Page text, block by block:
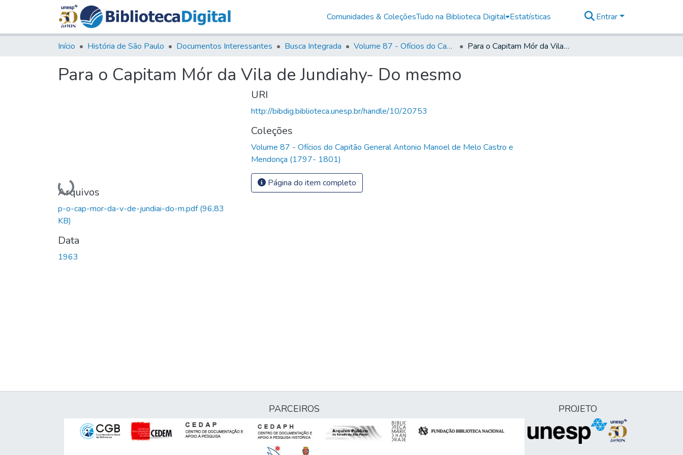
Comunidades & ColeçõesTudo na Biblioteca Digital Estatísticas Entrar
Início História de São Paulo Documentos Interessantes Busca Integrada Volume 87 - Ofícios do Capitão General Antonio Manoel de Melo Castro e Mendonça (1797- 1801) Para o Capitam Mór da Vila de Jundiahy- Do mesmo
Para o Capitam Mór da Vila de Jundiahy- Do mesmo
Carregando...
Arquivos
p-o-cap-mor-da-v-de-jundiai-do-m.pdf(96,83
KB)
Data
1963
URI
http://bibdig.biblioteca.unesp.br/handle/10/20753
Coleções
Volume 87 - Ofícios do Capitão General Antonio Manoel de Melo Castro e
Mendonça (1797- 1801)
Página do item completo
PARCEIROS PROJETO